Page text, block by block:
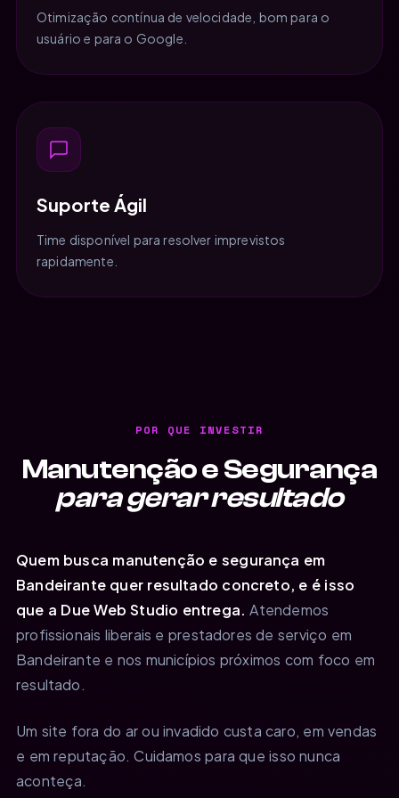
Otimização contínua de velocidade, bom para o
usuário e para o Google.
Suporte Ágil
Time disponível para resolver imprevistos
rapidamente.
POR QUE INVESTIR
Manutenção e Segurança
para gerar resultado
Quem busca manutenção e segurança em
Bandeirante quer resultado concreto, e é isso
que a Due Web Studio entrega. Atendemos
profissionais liberais e prestadores de serviço em
Bandeirante e nos municípios próximos com foco em
resultado.
Um site fora do ar ou invadido custa caro, em vendas
e em reputação. Cuidamos para que isso nunca
aconteça.